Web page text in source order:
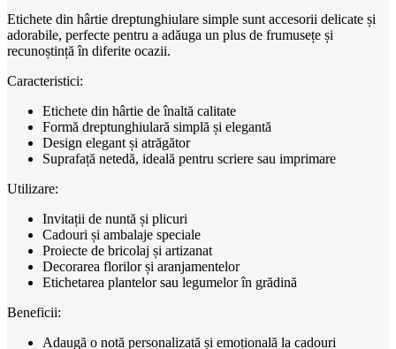
Etichete din hârtie dreptunghiulare simple sunt accesorii delicate și
adorabile, perfecte pentru a adăuga un plus de frumusețe și
recunoștință în diferite ocazii.
Caracteristici:
Etichete din hârtie de înaltă calitate
Formă dreptunghiulară simplă și elegantă
Design elegant și atrăgător
Suprafață netedă, ideală pentru scriere sau imprimare
Utilizare:
Invitații de nuntă și plicuri
Cadouri și ambalaje speciale
Proiecte de bricolaj și artizanat
Decorarea florilor și aranjamentelor
Etichetarea plantelor sau legumelor în grădină
Beneficii:
Adaugă o notă personalizată și emoțională la cadouri